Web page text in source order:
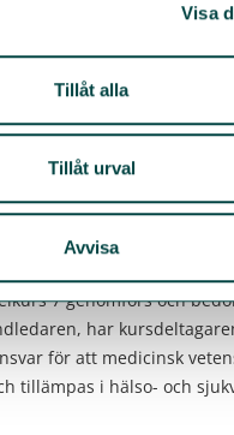
Visa
Tillåt alla
Tillåt urval
Avvisa
ska visas samt genomföra
2 i kap 2 i delkurs 5,
1 i kap 3 i delkurs 7
av ST-läkarens
principer.
kurs har kursdeltagaren
7 genomförs och
har
för att medicinsk
tillämpas i hälso- och